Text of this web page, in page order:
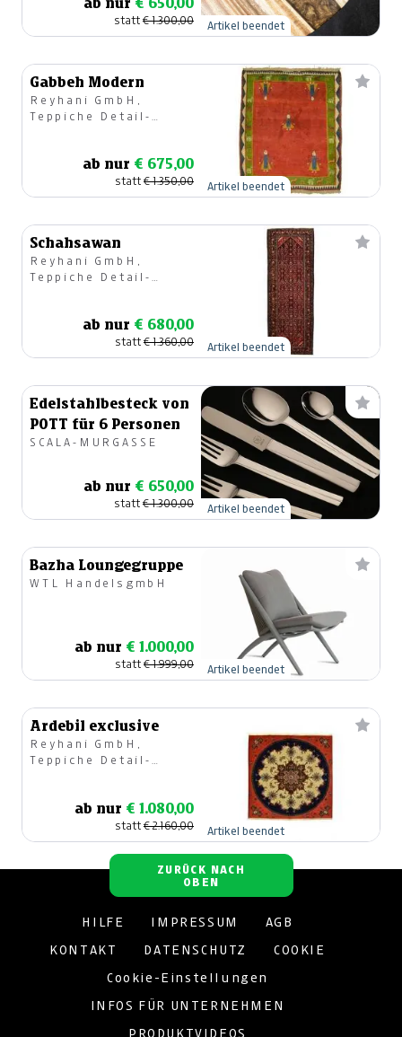
statt€ 1.300,00 Artikel beendet
Gabbeh Modern
Reyhani GmbH,
Teppiche Detail-
ab nur € 675,00
statt€ 1.350,00 Artikel beendet
Schahsawan
Reyhani GmbH,
Teppiche Detail-
ab nur € 680,00
statt€ 1.360,00 Artikel beendet
Edelstahlbesteck von
POTT für 6 Personen
SCALA-MURGASSE
ab nur € 650,00
statt€ 1.300,00 Artikel beendet
Bazha Loungegruppe
WTL HandelsgmbH
ab nur € 1.000,00
statt€ 1.999,00 Artikel beendet
Ardebil exclusive
Reyhani GmbH,
Teppiche Detail-
ab nur € 1.080,00
statt€ 2.160,00 Artikel beendet
ZURÜCK NACH
OBEN
HILFE IMPRESSUM AGB
KONTAKT DATENSCHUTZ COOKIE
Cookie-Einstellungen
INFOS FÜR UNTERNEHMEN
PRODUKTVIDEOS